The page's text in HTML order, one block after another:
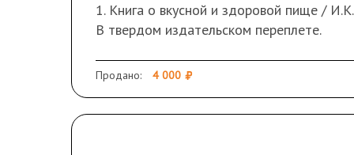
1. Книга о вкусной и здоровой пище /
В твердом издательском переплете.
2. Книга домашней хозяйки / Ред. Г.
Сохранность: в отличном состоянии;
3. Кулинария - Москва: Госторгиздат,
Продано: 4 000